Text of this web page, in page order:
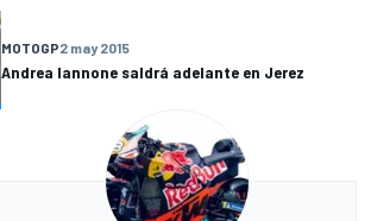
MOTOGP2 may 2015
Andrea Iannone saldrá adelante en Jerez